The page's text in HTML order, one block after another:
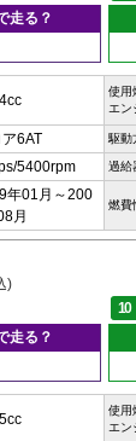
走る？
使用
エン
6AT 駆動
5400rpm 過給
年01月～200
月
燃費
)
10
走る？
使用
エン